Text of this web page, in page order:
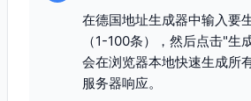
在德国地址生成器中输入要
（1-100条），然后点击"生
会在浏览器本地快速生成所
服务器响应。